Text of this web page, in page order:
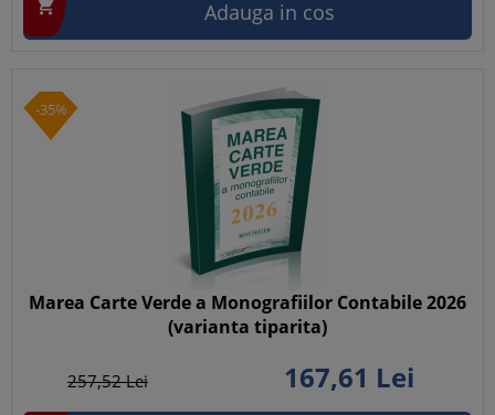
 Adauga in cos
-35%
Marea Carte Verde a Monografiilor Contabile 2026
(varianta tiparita)
257,52Lei 167,61 Lei